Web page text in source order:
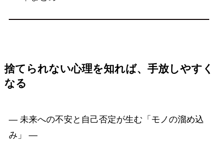
捨てられない心理を知れば、手放しやすく
なる
― 未来への不安と自己否定が生む「モノの溜め込
み」 ―